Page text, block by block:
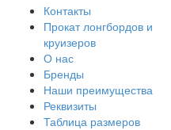
Контакты
Прокат лонгбордов и
круизеров
О нас
Бренды
Наши преимущества
Реквизиты
Таблица размеров